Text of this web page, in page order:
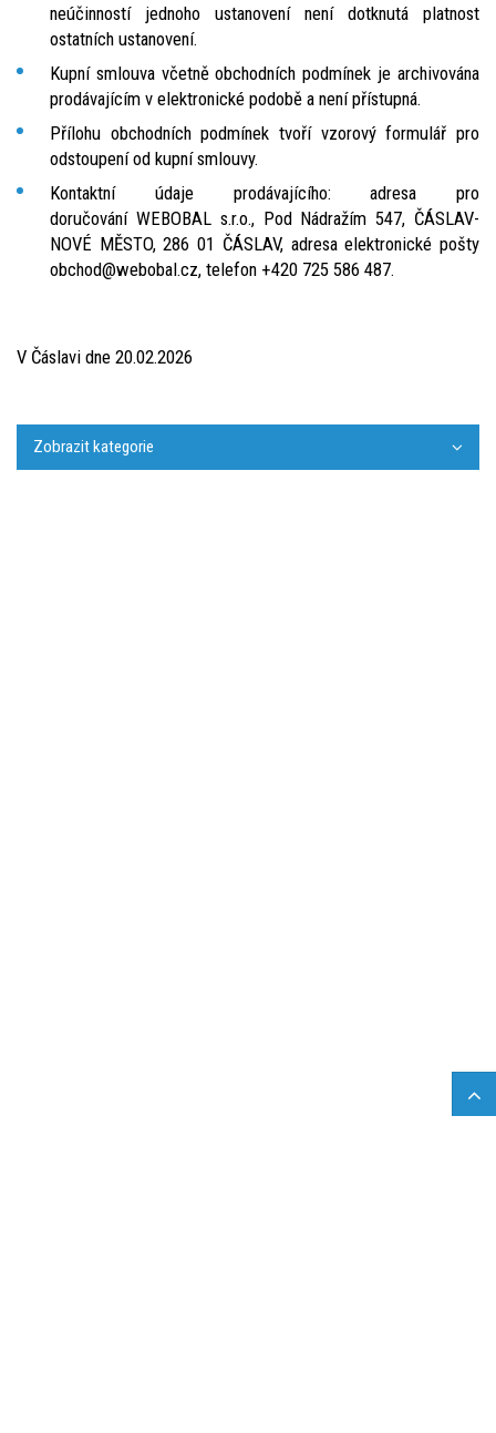
neúčinností jednoho ustanovení není dotknutá platnost
ostatních ustanovení.
Kupní smlouva včetně obchodních podmínek je archivována
prodávajícím v elektronické podobě a není přístupná.
Přílohu obchodních podmínek tvoří vzorový formulář pro
odstoupení od kupní smlouvy.
Kontaktní údaje prodávajícího: adresa pro
doručování WEBOBAL s.r.o., Pod Nádražím 547, ČÁSLAV-
NOVÉ MĚSTO, 286 01 ČÁSLAV, adresa elektronické pošty
obchod@webobal.cz, telefon +420 725 586 487.
V Čáslavi dne 20.02.2026
Zobrazit kategorie